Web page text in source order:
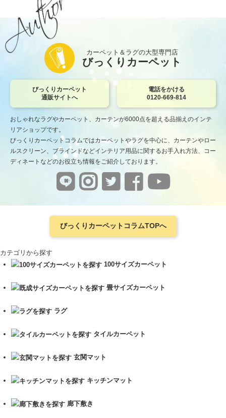
カーペット＆ラグの大型専門店
びっくりカーペット
びっくりカーペット
通販サイトへ
電話をかける
0120-669-814
おしゃれなラグやカーペット、カーテンが6000点を超える品揃えのインテ
リアショップです。
びっくりカーペットコラムではカーペットやラグを中心に、カーテンやロー
ルスクリーン、ブラインドなどインテリア用品に関するお手入れ方法、コー
ディネートなどのお役立ち情報をご紹介しております。
びっくりカーペットコラムTOPへ
カテゴリから探す
100サイズカーペット
畳サイズカーペット
ラグ
タイルカーペット
玄関マット
キッチンマット
廊下敷き